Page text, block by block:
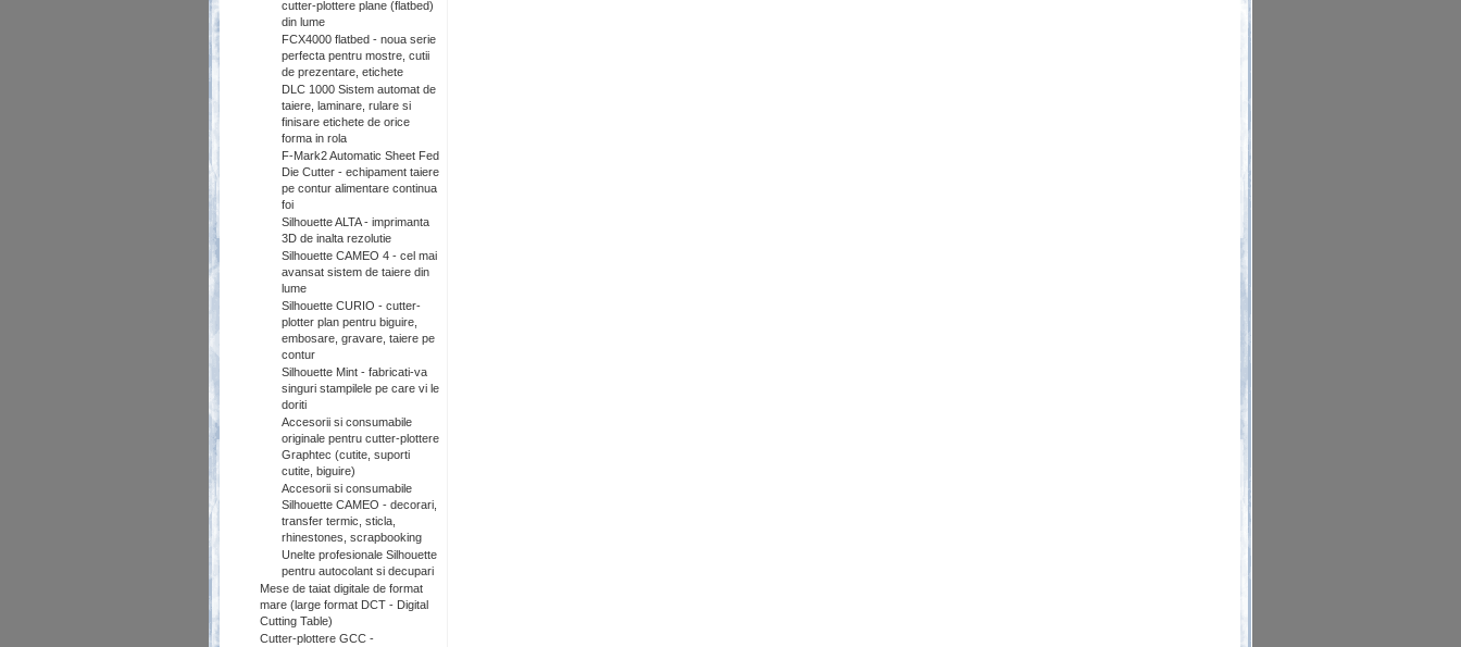
cutter-plottere plane (flatbed)
din lume
FCX4000 flatbed - noua serie
perfecta pentru mostre, cutii
de prezentare, etichete
DLC 1000 Sistem automat de
taiere, laminare, rulare si
finisare etichete de orice
forma in rola
F-Mark2 Automatic Sheet Fed
Die Cutter - echipament taiere
pe contur alimentare continua
foi
Silhouette ALTA - imprimanta
3D de inalta rezolutie
Silhouette CAMEO 4 - cel mai
avansat sistem de taiere din
lume
Silhouette CURIO - cutter-
plotter plan pentru biguire,
embosare, gravare, taiere pe
contur
Silhouette Mint - fabricati-va
singuri stampilele pe care vi le
doriti
Accesorii si consumabile
originale pentru cutter-plottere
Graphtec (cutite, suporti
cutite, biguire)
Accesorii si consumabile
Silhouette CAMEO - decorari,
transfer termic, sticla,
rhinestones, scrapbooking
Unelte profesionale Silhouette
pentru autocolant si decupari
Mese de taiat digitale de format
mare (large format DCT - Digital
Cutting Table)
Cutter-plottere GCC -